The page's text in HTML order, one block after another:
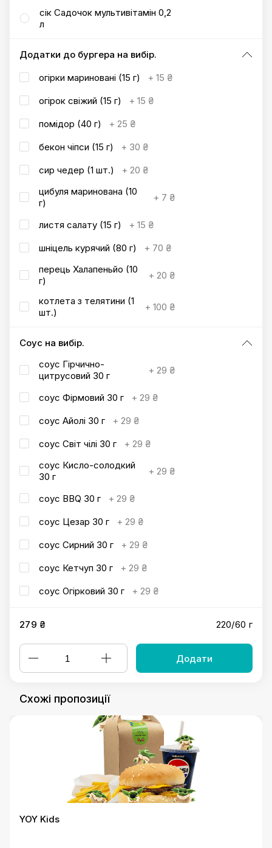
сік Садочок мультивітамін 0,2
л
Додатки до бургера на вибір.
огірки мариновані (15 г)
+ 15 ₴
огірок свіжий (15 г)
+ 15 ₴
помідор (40 г)
+ 25 ₴
бекон чіпси (15 г)
+ 30 ₴
сир чедер (1 шт.)
+ 20 ₴
цибуля маринована (10
г)
+ 7 ₴
листя салату (15 г) + 15 ₴
шніцель курячий (80 г)
+ 70 ₴
перець Халапеньйо (10
г)
+ 20 ₴
котлета з телятини (1
шт.)
+ 100 ₴
Соус на вибір.
соус Гірчично-
цитрусовий 30 г
+ 29 ₴
соус Фірмовий 30 г + 29 ₴
соус Айолі 30 г
+ 29 ₴
соус Світ чілі 30 г
+ 29 ₴
соус Кисло-солодкий
30 г
+ 29 ₴
соус BBQ 30 г + 29 ₴
соус Цезар 30 г
+ 29 ₴
соус Сирний 30 г
+ 29 ₴
соус Кетчуп 30 г
+ 29 ₴
соус Огірковий 30 г
+ 29 ₴
279 ₴ 220/60 г
Додати
Схожі пропозиції
YOY Kids